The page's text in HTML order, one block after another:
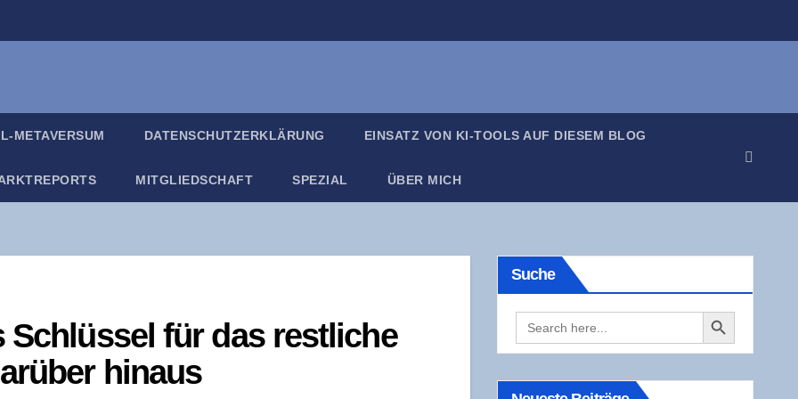
META­VER­SUM DATEN­SCHUTZ­ER­KLÄ­RUNG EIN­SATZ VON KI-TOOLS AUF DIE­SEM BLOG
MIT­GLIED­SCHAFT SPE­ZI­AL ÜBER MICH
Schlüs­sel für das rest­li­che
hinaus
Suche
Search
for:
Search Button